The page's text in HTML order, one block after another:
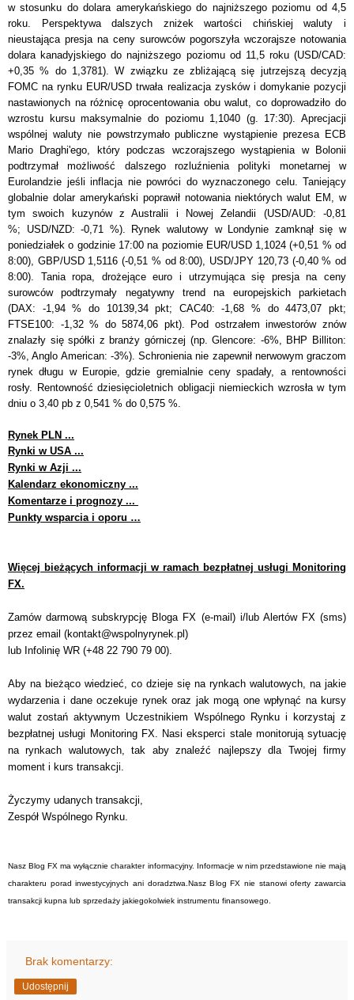
w stosunku do dolara amerykańskiego do najniższego poziomu od 4,5
roku. Perspektywa dalszych zniżek wartości chińskiej waluty i
nieustająca presja na ceny surowców pogorszyła wczorajsze notowania
dolara kanadyjskiego do najniższego poziomu od 11,5 roku (USD/CAD:
+0,35 % do 1,3781). W związku ze zbliżającą się jutrzejszą decyzją
FOMC na rynku EUR/USD trwała realizacja zysków i domykanie pozycji
nastawionych na różnicę oprocentowania obu walut, co doprowadziło do
wzrostu kursu maksymalnie do poziomu 1,1040 (g. 17:30). Aprecjacji
wspólnej waluty nie powstrzymało publiczne wystąpienie prezesa ECB
Mario Draghi'ego, który podczas wczorajszego wystąpienia w Bolonii
podtrzymał możliwość dalszego rozluźnienia polityki monetarnej w
Eurolandzie jeśli inflacja nie powróci do wyznaczonego celu. Taniejący
globalnie dolar amerykański poprawił notowania niektórych walut EM, w
tym swoich kuzynów z Australii i Nowej Zelandii (USD/AUD: -0,81
%; USD/NZD: -0,71 %). Rynek walutowy w Londynie zamknął się w
poniedziałek o godzinie 17:00 na poziomie EUR/USD 1,1024 (+0,51 % od
8:00), GBP/USD 1,5116 (-0,51 % od 8:00), USD/JPY 120,73 (-0,40 % od
8:00). Tania ropa, drożejące euro i utrzymująca się presja na ceny
surowców podtrzymały negatywny trend na europejskich parkietach
(DAX: -1,94 % do 10139,34 pkt; CAC40: -1,68 % do 4473,07 pkt;
FTSE100: -1,32 % do 5874,06 pkt). Pod ostrzałem inwestorów znów
znalazły się spółki z branży górniczej (np. Glencore: -6%, BHP Billiton:
-3%, Anglo American: -3%). Schronienia nie zapewnił nerwowym graczom
rynek długu w Europie, gdzie gremialnie ceny spadały, a rentowności
rosły. Rentowność dziesięcioletnich obligacji niemieckich wzrosła w tym
dniu o 3,40 pb z 0,541 % do 0,575 %.
Rynek PLN ...
Rynki w USA ...
Rynki w Azji ...
Kalendarz ekonomiczny ...
Komentarze i prognozy ...
Punkty wsparcia i oporu …
Więcej bieżących informacji w ramach bezpłatnej usługi Monitoring
FX.
Zamów darmową subskrypcję Bloga FX (e-mail) i/lub Alertów FX (sms)
przez email (kontakt@wspolnyrynek.pl )
lub Infolinię WR (+48 22 790 79 00).
Aby na bieżąco wiedzieć, co dzieje się na rynkach walutowych, na jakie
wydarzenia i dane oczekuje rynek oraz jak mogą one wpłynąć na kursy
walut zostań aktywnym Uczestnikiem Wspólnego Rynku i korzystaj z
bezpłatnej usługi Monitoring FX. Nasi eksperci stale monitorują sytuację
na rynkach walutowych, tak aby znaleźć najlepszy dla Twojej firmy
moment i kurs transakcji.
Życzymy udanych transakcji,
Zespół Wspólnego Rynku.
Nasz Blog FX ma wyłącznie charakter informacyjny. Informacje w nim przedstawione nie mają
charakteru porad inwestycyjnych ani doradztwa.Nasz Blog FX nie stanowi oferty zawarcia
transakcji kupna lub sprzedaży jakiegokolwiek instrumentu finansowego.
Brak komentarzy:
Udostępnij